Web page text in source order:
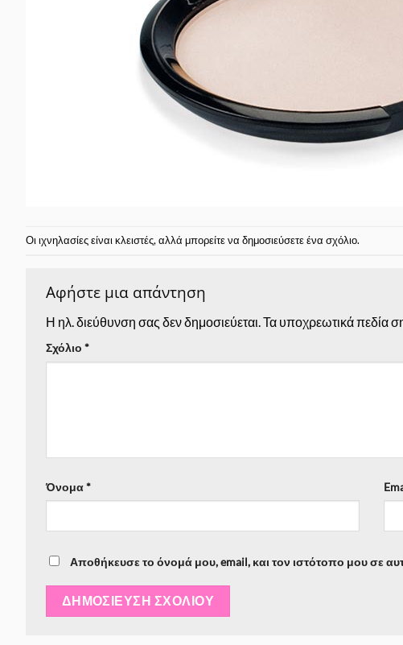
Οι ιχνηλασίες είναι κλειστές, αλλά μπορείτε να δημοσιεύσετεένα σχόλιο.
Αφήστε μια απάντηση
Η ηλ. διεύθυνση σας δεν δημοσιεύεται.Τα υποχρεωτικά πεδία
Σχόλιο *
Όνομα*
Αποθήκευσε το όνομά μου, email, και τον ιστότοπο μου σε